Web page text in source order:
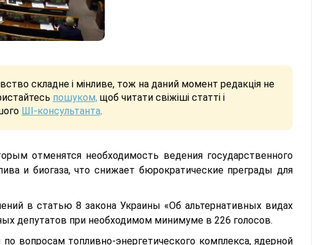
складне і мінливе, тож на даний момент редакція не
пошуком, щоб читати свіжіші статті і
ШІ-консультанта.
отменятся необходимость ведения государственного
и биогаза, что снижает бюрократические преграды для
в статью 8 закона Украины «Об альтернативных видах
депутатов при необходимом минимуме в 226 голосов.
вопросам топливно-энергетического комплекса, ядерной